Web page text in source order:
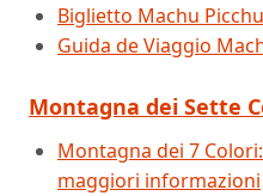
Biglietto Machu
Guida de Viaggio
Montagna dei Sette
Montagna dei 7
maggiori informazioni